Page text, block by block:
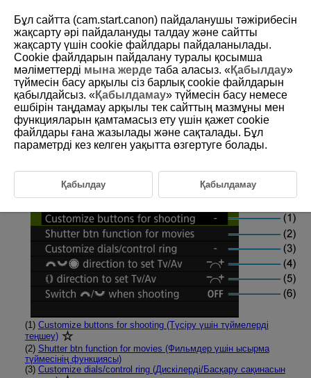
D388-232
Қойынды мәзірлері: Басқару
элементін теңшеу
Customized controls when shooting (movie recording)
(Түсіру кезінде теңшелетін басқару элементтері
(1) Customize buttons for shooting (Түсіру үшін түймелерді
теңшеу)
(2) Shutter btn function for movies (Фильмдер үшін ысырма
түймесінің функциясы)
(3) Customize dials/control ring (Дискілерді/Басқару сақинасын
Бұл сайтта (cam.start.canon) пайдаланушы тәжірибесін
жақсарту әрі пайдалануды талдау және сайтты
жақсарту үшін сookie файлдары пайдаланылады.
Cookie файлдарын пайдалану туралы қосымша
мәліметтерді мына жерде таба аласыз. «Қабылдау»
түймесін басу арқылы сіз барлық cookie файлдарын
қабылдайсыз. «Қабылдамау» түймесін басу немесе
ешбірін таңдамау арқылы тек сайттың мазмұны мен
функцияларын қамтамасыз ету үшін қажет cookie
файлдары ғана жазылады және сақталады. Бұл
параметрді кез келген уақытта өзгертуге болады.
Қабылдау Қабылдамау